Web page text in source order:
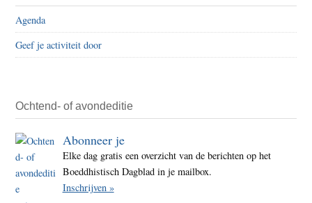
Agenda
Geef je activiteit door
Ochtend- of avondeditie
Abonneer je
Elke dag gratis een overzicht van de berichten op het
Boeddhistisch Dagblad in je mailbox.
Inschrijven »